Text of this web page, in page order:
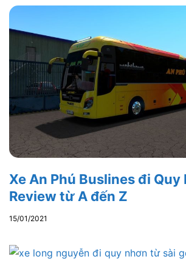
Xe An Phú Buslines đi Quy
Review từ A đến Z
15/01/2021